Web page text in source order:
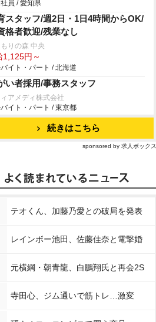
員 / 愛知県
スタッフ/週2日・1日4時間からOK/
格者歓迎/残業なし
りの森 中央
1,125円～
イト・パート / 北海道
い者採用/事務スタッフ
アメディ株式会社
イト・パート / 東京都
続きはこちら
sponsored by 求人ボックス
テオくん、加藤乃愛との破局を発表
レインボー池田、佐藤佳奈と電撃婚
元横綱・朝青龍、白鵬翔氏と再会2S
寺田心、ジム通いで筋トレ…激変